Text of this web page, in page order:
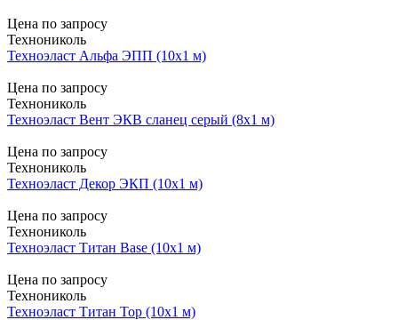
Цена по запросу
Технониколь
Техноэласт Альфа ЭПП (10х1 м)
Цена по запросу
Технониколь
Техноэласт Вент ЭКВ сланец серый (8х1 м)
Цена по запросу
Технониколь
Техноэласт Декор ЭКП (10х1 м)
Цена по запросу
Технониколь
Техноэласт Титан Base (10х1 м)
Цена по запросу
Технониколь
Техноэласт Титан Top (10х1 м)